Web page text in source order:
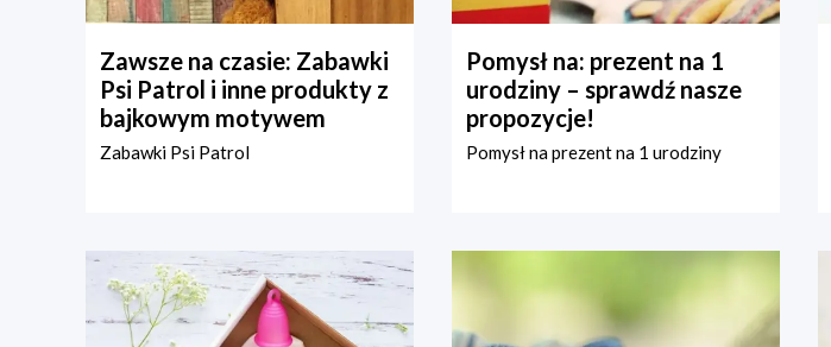
Zawsze na czasie: Zabawki
Psi Patrol i inne produkty z
bajkowym motywem
Zabawki Psi Patrol
Pomysł na: prezent na 1
urodziny – sprawdź nasze
propozycje!
Pomysł na prezent na 1 urodziny